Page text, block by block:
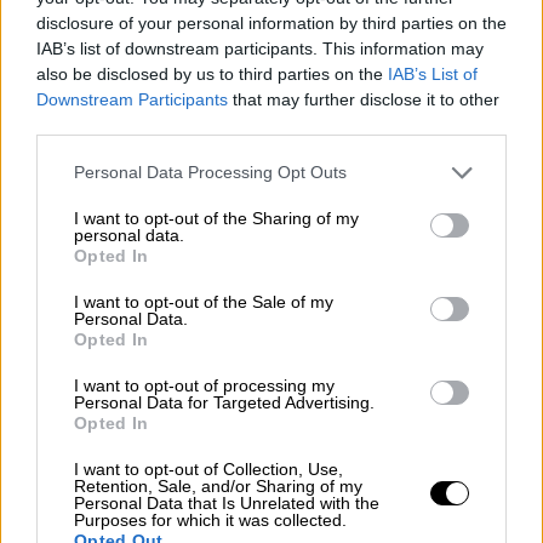
disclosure of your personal information by third parties on the
IAB’s list of downstream participants. This information may
also be disclosed by us to third parties on the IAB’s List of
Downstream Participants that may further disclose it to other
Personal Data Processing Opt Outs
I want to opt-out of the Sharing of my
personal data.
Opted In
I want to opt-out of the Sale of my
Personal Data.
Opted In
I want to opt-out of processing my
Personal Data for Targeted Advertising.
Opted In
I want to opt-out of Collection, Use,
Retention, Sale, and/or Sharing of my
Personal Data that Is Unrelated with the
Purposes for which it was collected.
José Luis antes de López Vázquez